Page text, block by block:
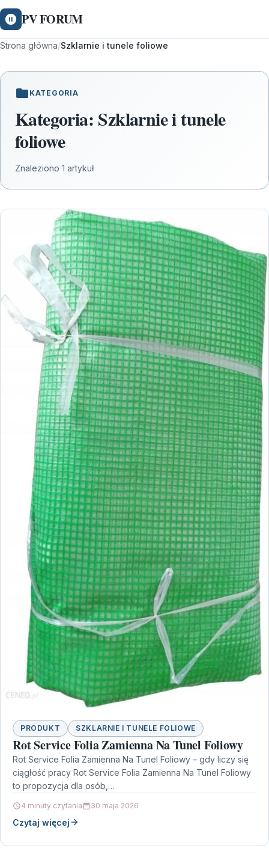
PV FORUM
Strona główna/Szklarnie i tunele foliowe
KATEGORIA
Kategoria: Szklarnie i tunele
foliowe
Znaleziono 1 artykuł
PRODUKT SZKLARNIE I TUNELE FOLIOWE
Rot Service Folia Zamienna Na Tunel Foliowy
Rot Service Folia Zamienna Na Tunel Foliowy – gdy liczy się
ciągłość pracy Rot Service Folia Zamienna Na Tunel Foliowy
to propozycja dla osób,…
4 minuty czytania 30 maja 2026
Czytaj więcej